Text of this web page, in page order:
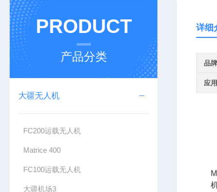
PRODUCT
产品分类
大疆无人机
FC200运载无人机
Matrice 400
FC100运载无人机
大疆机场3
详细
品牌
应